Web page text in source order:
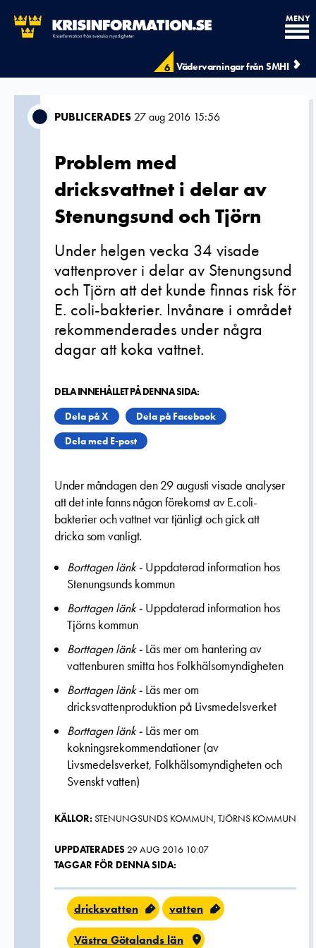
6 Vädervarningar från SMHI
MENY
PUBLICERADES 27 aug 2016 15:56
Problem med
dricksvattnet i delar av
Stenungsund och Tjörn
Under helgen vecka 34 visade
vattenprover i delar av Stenungsund
och Tjörn att det kunde finnas risk för
E. coli-bakterier. Invånare i området
rekommenderades under några
dagar att koka vattnet.
DELA INNEHÅLLET PÅ DENNA SIDA:
Dela på X
Dela på Facebook
Dela med E-post
Under måndagen den 29 augusti visade analyser
att det inte fanns någon förekomst av E.coli-
bakterier och vattnet var tjänligt och gick att
dricka som vanligt.
Borttagen länk - Uppdaterad information hos
Stenungsunds kommun
Borttagen länk - Uppdaterad information hos
Tjörns kommun
Borttagen länk - Läs mer om hantering av
vattenburen smitta hos Folkhälsomyndigheten
Borttagen länk - Läs mer om
dricksvattenproduktion på Livsmedelsverket
Borttagen länk - Läs mer om
kokningsrekommendationer (av
Livsmedelsverket, Folkhälsomyndigheten och
Svenskt vatten)
KÄLLOR: STENUNGSUNDS KOMMUN, TJÖRNS KOMMUN
UPPDATERADES 29 AUG 2016 10:07
TAGGAR FÖR DENNA SIDA:
dricksvatten vatten
Västra Götalands län